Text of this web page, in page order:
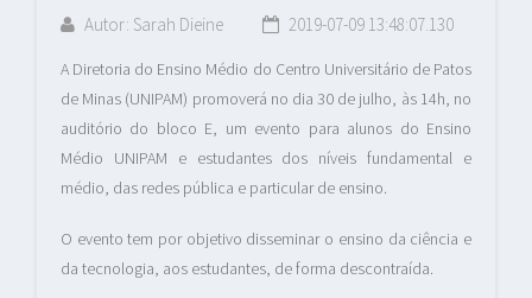
Autor: Sarah Dieine 2019-07-09 13:48:07.130
A Diretoria do Ensino Médio do Centro Universitário de Patos
de Minas (UNIPAM) promoverá no dia 30 de julho, às 14h, no
auditório do bloco E, um evento para alunos do Ensino
Médio UNIPAM e estudantes dos níveis fundamental e
médio, das redes pública e particular de ensino.
O evento tem por objetivo disseminar o ensino da ciência e
da tecnologia, aos estudantes, de forma descontraída.